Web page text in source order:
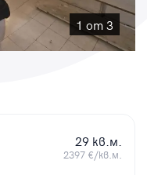
1 от 3
29 кв.м.
2397 €/кв.м.